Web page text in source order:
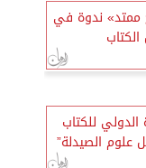
ممتد» ندوة في
للكتاب
علوم الصيدلة”